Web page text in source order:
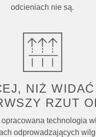
odcieniach nie są.
NIŻ
RZUT
technologia
odprowadzających